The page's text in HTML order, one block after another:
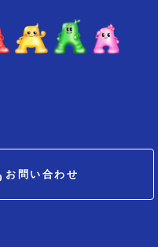
お問い合わせ